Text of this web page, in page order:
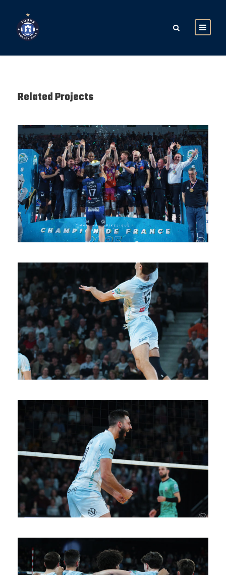
Related Projects
SAISON 24/25-12
SAISON 24/25-11
SAISON 24/25-10